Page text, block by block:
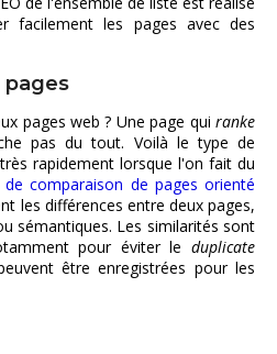
facilement les pages avec des
pages
pages web ? Une page qui ranke
pas du tout. Voilà le type de
rapidement lorsque l'on fait du
comparaison de pages orienté
les différences entre deux pages,
sémantiques. Les similarités sont
pour éviter le duplicate
être enregistrées pour les